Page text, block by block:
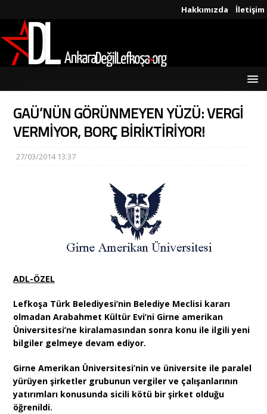
Hakkımızda İletişim
GAÜ’NÜN GÖRÜNMEYEN YÜZÜ: VERGİ
VERMİYOR, BORÇ BİRİKTİRİYOR!
27/03/2014 13:37
ADL-ÖZEL
Lefkoşa Türk Belediyesi’nin Belediye Meclisi kararı
olmadan Arabahmet Kültür Evi’ni Girne amerikan
Üniversitesi’ne kiralamasından sonra konu ile ilgili yeni
bilgiler gelmeye devam ediyor.
Girne Amerikan Üniversitesi’nin ve üniversite ile paralel
yürüyen şirketler grubunun vergiler ve çalışanlarının
yatırımları konusunda sicili kötü bir şirket olduğu
öğrenildi.